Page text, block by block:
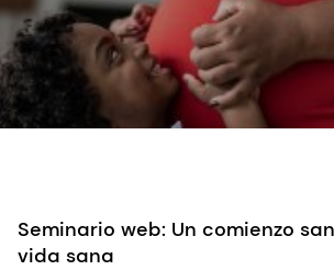
Seminario web: Un comienzo
vida sana